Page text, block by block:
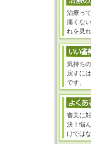
治療っ
痛くな
れを見
気持ち
戻すに
です。
審美に
決！悩
けでは